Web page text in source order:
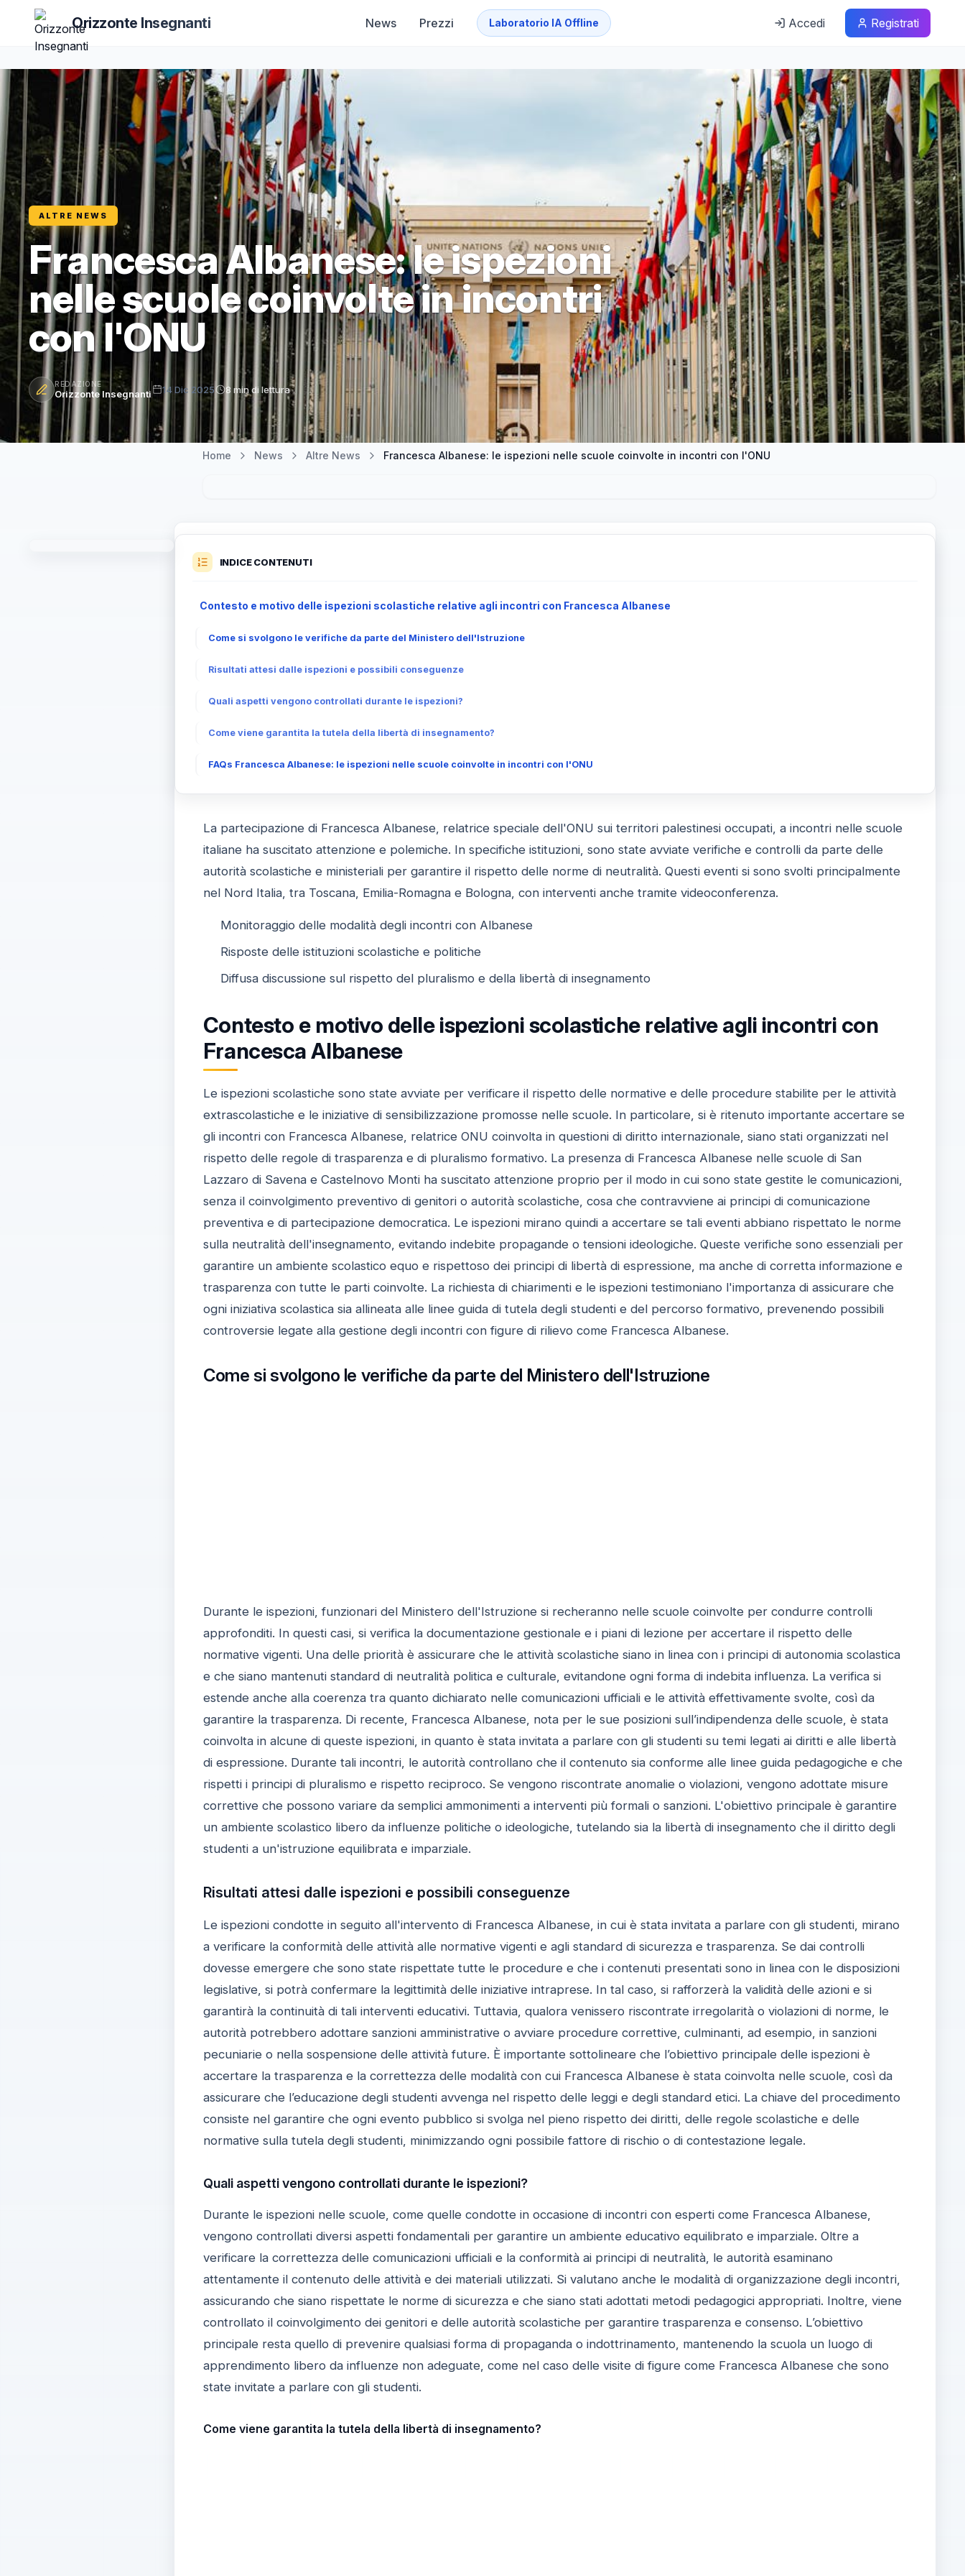
Orizzonte Insegnanti News Prezzi Laboratorio IA Offline Accedi Registrati
ALTRE NEWS
Francesca Albanese: le ispezioni
nelle scuole coinvolte in incontri
con l'ONU
REDAZIONE
Orizzonte Insegnanti 14 Dic 2025 8 min di lettura
Home News Altre News Francesca Albanese: le ispezioni nelle scuole coinvolte in incontri con l'ONU
INDICE CONTENUTI
Contesto e motivo delle ispezioni scolastiche relative agli incontri con Francesca Albanese
Come si svolgono le verifiche da parte del Ministero dell'Istruzione
Risultati attesi dalle ispezioni e possibili conseguenze
Quali aspetti vengono controllati durante le ispezioni?
Come viene garantita la tutela della libertà di insegnamento?
FAQs Francesca Albanese: le ispezioni nelle scuole coinvolte in incontri con l'ONU
La partecipazione di Francesca Albanese, relatrice speciale dell'ONU sui territori palestinesi occupati, a incontri nelle scuole
italiane ha suscitato attenzione e polemiche. In specifiche istituzioni, sono state avviate verifiche e controlli da parte delle
autorità scolastiche e ministeriali per garantire il rispetto delle norme di neutralità. Questi eventi si sono svolti principalmente
nel Nord Italia, tra Toscana, Emilia-Romagna e Bologna, con interventi anche tramite videoconferenza.
Monitoraggio delle modalità degli incontri con Albanese
Risposte delle istituzioni scolastiche e politiche
Diffusa discussione sul rispetto del pluralismo e della libertà di insegnamento
Contesto e motivo delle ispezioni scolastiche relative agli incontri con
Francesca Albanese
Le ispezioni scolastiche sono state avviate per verificare il rispetto delle normative e delle procedure stabilite per le attività
extrascolastiche e le iniziative di sensibilizzazione promosse nelle scuole. In particolare, si è ritenuto importante accertare se
gli incontri con Francesca Albanese, relatrice ONU coinvolta in questioni di diritto internazionale, siano stati organizzati nel
rispetto delle regole di trasparenza e di pluralismo formativo. La presenza di Francesca Albanese nelle scuole di San
Lazzaro di Savena e Castelnovo Monti ha suscitato attenzione proprio per il modo in cui sono state gestite le comunicazioni,
senza il coinvolgimento preventivo di genitori o autorità scolastiche, cosa che contravviene ai principi di comunicazione
preventiva e di partecipazione democratica. Le ispezioni mirano quindi a accertare se tali eventi abbiano rispettato le norme
sulla neutralità dell'insegnamento, evitando indebite propagande o tensioni ideologiche. Queste verifiche sono essenziali per
garantire un ambiente scolastico equo e rispettoso dei principi di libertà di espressione, ma anche di corretta informazione e
trasparenza con tutte le parti coinvolte. La richiesta di chiarimenti e le ispezioni testimoniano l'importanza di assicurare che
ogni iniziativa scolastica sia allineata alle linee guida di tutela degli studenti e del percorso formativo, prevenendo possibili
controversie legate alla gestione degli incontri con figure di rilievo come Francesca Albanese.
Come si svolgono le verifiche da parte del Ministero dell'Istruzione
Durante le ispezioni, funzionari del Ministero dell'Istruzione si recheranno nelle scuole coinvolte per condurre controlli
approfonditi. In questi casi, si verifica la documentazione gestionale e i piani di lezione per accertare il rispetto delle
normative vigenti. Una delle priorità è assicurare che le attività scolastiche siano in linea con i principi di autonomia scolastica
e che siano mantenuti standard di neutralità politica e culturale, evitandone ogni forma di indebita influenza. La verifica si
estende anche alla coerenza tra quanto dichiarato nelle comunicazioni ufficiali e le attività effettivamente svolte, così da
garantire la trasparenza. Di recente, Francesca Albanese, nota per le sue posizioni sull’indipendenza delle scuole, è stata
coinvolta in alcune di queste ispezioni, in quanto è stata invitata a parlare con gli studenti su temi legati ai diritti e alle libertà
di espressione. Durante tali incontri, le autorità controllano che il contenuto sia conforme alle linee guida pedagogiche e che
rispetti i principi di pluralismo e rispetto reciproco. Se vengono riscontrate anomalie o violazioni, vengono adottate misure
correttive che possono variare da semplici ammonimenti a interventi più formali o sanzioni. L'obiettivo principale è garantire
un ambiente scolastico libero da influenze politiche o ideologiche, tutelando sia la libertà di insegnamento che il diritto degli
studenti a un'istruzione equilibrata e imparziale.
Risultati attesi dalle ispezioni e possibili conseguenze
Le ispezioni condotte in seguito all'intervento di Francesca Albanese, in cui è stata invitata a parlare con gli studenti, mirano
a verificare la conformità delle attività alle normative vigenti e agli standard di sicurezza e trasparenza. Se dai controlli
dovesse emergere che sono state rispettate tutte le procedure e che i contenuti presentati sono in linea con le disposizioni
legislative, si potrà confermare la legittimità delle iniziative intraprese. In tal caso, si rafforzerà la validità delle azioni e si
garantirà la continuità di tali interventi educativi. Tuttavia, qualora venissero riscontrate irregolarità o violazioni di norme, le
autorità potrebbero adottare sanzioni amministrative o avviare procedure correttive, culminanti, ad esempio, in sanzioni
pecuniarie o nella sospensione delle attività future. È importante sottolineare che l’obiettivo principale delle ispezioni è
accertare la trasparenza e la correttezza delle modalità con cui Francesca Albanese è stata coinvolta nelle scuole, così da
assicurare che l’educazione degli studenti avvenga nel rispetto delle leggi e degli standard etici. La chiave del procedimento
consiste nel garantire che ogni evento pubblico si svolga nel pieno rispetto dei diritti, delle regole scolastiche e delle
normative sulla tutela degli studenti, minimizzando ogni possibile fattore di rischio o di contestazione legale.
Quali aspetti vengono controllati durante le ispezioni?
Durante le ispezioni nelle scuole, come quelle condotte in occasione di incontri con esperti come Francesca Albanese,
vengono controllati diversi aspetti fondamentali per garantire un ambiente educativo equilibrato e imparziale. Oltre a
verificare la correttezza delle comunicazioni ufficiali e la conformità ai principi di neutralità, le autorità esaminano
attentamente il contenuto delle attività e dei materiali utilizzati. Si valutano anche le modalità di organizzazione degli incontri,
assicurando che siano rispettate le norme di sicurezza e che siano stati adottati metodi pedagogici appropriati. Inoltre, viene
controllato il coinvolgimento dei genitori e delle autorità scolastiche per garantire trasparenza e consenso. L’obiettivo
principale resta quello di prevenire qualsiasi forma di propaganda o indottrinamento, mantenendo la scuola un luogo di
apprendimento libero da influenze non adeguate, come nel caso delle visite di figure come Francesca Albanese che sono
state invitate a parlare con gli studenti.
Come viene garantita la tutela della libertà di insegnamento?